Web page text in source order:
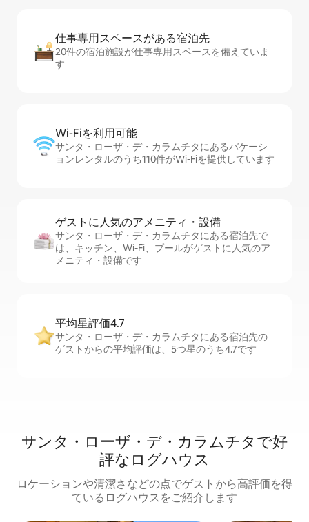
仕事専用ス⁠ペ⁠ー⁠スがあ⁠る宿⁠泊⁠先
20件の宿泊施設が仕事専用スペースを備えていま
す
Wi-Fiを利⁠用⁠可⁠能
サンタ・ローザ・デ・カラムチタにあるバケーシ
ョンレンタルのうち110件がWi-Fiを提供しています
ゲストに人⁠気⁠のア⁠メ⁠ニ⁠テ⁠ィ・設⁠備
サンタ・ローザ・デ・カラムチタにある宿泊先で
は、キッチン、Wi-Fi、プールがゲストに人気のア
メニティ・設備です
平均星評価4.7
サンタ・ローザ・デ・カラムチタにある宿泊先の
ゲストからの平均評価は、5つ星のうち4.7です
サンタ・ローザ・デ・カラムチタで好
評なログハウス
ロケーションや清潔さなどの点でゲストから高評価を得
ているログハウスをご紹介します